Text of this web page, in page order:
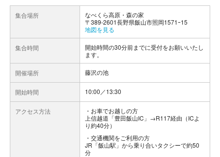
集合場所
なべくら高原・森の家
〒389-2601長野県飯山市照岡1571ｰ15
地図を見る
集合時間
開始時間の30分前までに受付をお願いいたし
ます。
開催場所 藤沢の池
開始時間 10:00／13:30
アクセス方法
お車でお越しの方
上信越道「豊田飯山IC」→R117経由（ICよ
り約40分）
交通機関をご利用の方
JR「飯山駅」から乗り合いタクシーで約50
分